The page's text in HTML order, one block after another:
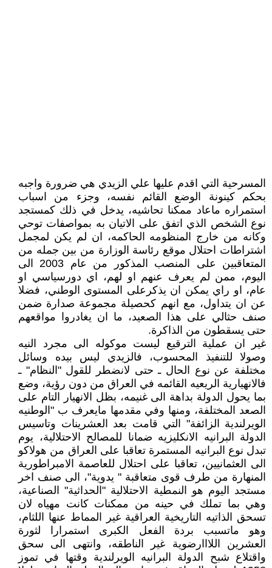
المسرحية التي اقدم عليها علي الزيدي هي ضرورة واجبه
بحكم كينونة الوضع القائم نفسه، وجزء من اسباب
استمراره ماعاد ممكنا تحاشيه، يدخل في ذلك كمستجد
نوع الشخص الذي اتفق على الاتيان به بمواصفات توحي
وكانه من خارج المنظومه الحاكمه، ان لم يكن لمجمل
اشتراطات احتلال موقع رئاسة الوزارة من بين جمله من
المتعاقبين على المنصب المذكور من عام 2003 الى
اليوم، ممن لم يعرف عنهم او لهم، اي دورسياسي او
عام، او راي يمكن ان يذكرعلى المستوى الوطني، فضلا
عن ان يتداول، مع انهم كحصيلة مجموعة صدارة ضمن
صنف حثالي على هذا الصعيد، ما ان يغادروا مواقعهم
حتى يسقطون من الذاكرة.
غير ان عملية الترقيع ليست موكوله الى مجرد النيه
وصولا للتنفيذ المحسوب، فالزيدي ليس بيده وسائل
مختلفة عن نوع الحال ـ حتى لانضطر للقول "النظام" ـ
فالانهيارية الريعيه القائمه في العراق من دون رؤية، وضع
بما يحول الدولة بداهة الى غنيمه، بظل الانهيار التام على
الصعد المختلفة، ومنها وفي مقدمها مايعرف ب "الوطنيه
الويرلندية الزائفة" التي قامت بعد العشرينات وتاسيس
الدولة البرانيه الانكليزيه ضمانا للمصالح الاحتلالية، يوم
تبدل نوع البرانيه المستمرة تعاقبا على العراق من هولاكو
الى العثمانيين، تعاقبا على احتلال للعاصمة الامبراطورية
المنهارة من طرف قوى متعاقبة " يدوية"، الى صنف اخر
مستجد اليوم هو النمطية الاحتلالية "الحداثية" الصناعية،
وهي بما تملك في حينه من ممكنات كانت مهياه لان
تسحق الذاتيه التاريخية العراقية غير المماط عنها اللثام،
وهو ماتسبب بردة الفعل الكبرى استمرارا لثورة
العشرين اللااارضوية غير الناطقه، وانتهى الى سحق
واقتلاع شبح الدولة البرانيه الويرلندية وقتها في تموز